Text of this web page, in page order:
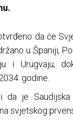
da će
u Španiji,
i Urugvaju,
godine.
da je Saudijska
svjetskog